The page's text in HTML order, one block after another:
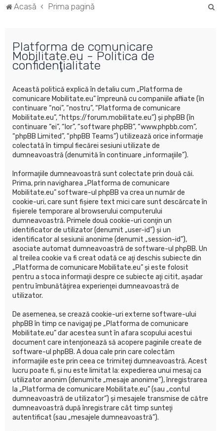
Acasă Prima pagină
Platforma de comunicare
Mobilitate.eu - Politica de
confidenţialitate
Această politică explică în detaliu cum „Platforma de
comunicare Mobilitate.eu” împreună cu companiile afliate (în
continuare “noi”, “nostru”, “Platforma de comunicare
Mobilitate.eu”, “https://forum.mobilitate.eu”) şi phpBB (în
continuare “ei”, “lor”, “software phpBB”, “www.phpbb.com”,
“phpBB Limited”, “phpBB Teams”) utilizează orice informaţie
colectată în timpul fiecărei sesiuni utilizate de
dumneavoastră (denumită în continuare „informaţiile”).
Informaţiile dumneavoastră sunt colectate prin două căi.
Prima, prin navigharea „Platforma de comunicare
Mobilitate.eu” software-ul phpBB va crea un număr de
cookie-uri, care sunt fişiere text mici care sunt descărcate în
fişierele temporare al browserului computerului
dumneavoastră. Primele două cookie-uri conţin un
identificator de utilizator (denumit „user-id”) şi un
identificator al sesiunii anonime (denumit „session-id”),
asociate automat dumneavoastră de software-ul phpBB. Un
al treilea cookie va fi creat odată ce aţi deschis subiecte din
„Platforma de comunicare Mobilitate.eu” şi este folosit
pentru a stoca informaţii despre ce subiecte aţi citit, aşadar
pentru îmbunătăţirea experienţei dumneavoastră de
utilizator.
De asemenea, se crează cookie-uri externe software-ului
phpBB în timp ce navigaţi pe „Platforma de comunicare
Mobilitate.eu” dar acestea sunt în afara scopului acestui
document care intenţionează să acopere paginile create de
software-ul phpBB. A doua cale prin care colectăm
informaţiile este prin ceea ce trimiteţi dumneavoastră. Acest
lucru poate fi, şi nu este limitat la: expedierea unui mesaj ca
utilizator anonim (denumite „mesaje anonime”), înregistrarea
la „Platforma de comunicare Mobilitate.eu” (sau „contul
dumneavoastră de utilizator”) şi mesajele transmise de către
dumneavoastră după înregistrare cât timp sunteţi
autentificat (sau „mesajele dumneavoastră”).